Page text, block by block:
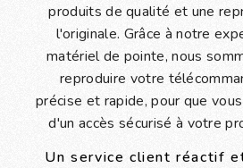
produits de qualité et une
l'originale. Grâce à notre
matériel de pointe, nous
reproduire votre
précise et rapide, pour que
d'un accès sécurisé à votre
Un service client réactif